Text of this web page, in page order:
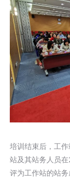
培训结束后，工
站及其站务人员
评为工作站的站务